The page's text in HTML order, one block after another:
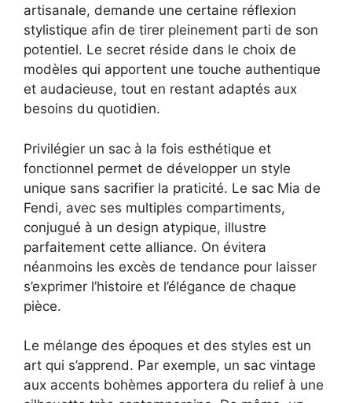
artisanale, demande une certaine réflexion
stylistique afin de tirer pleinement parti de son
potentiel. Le secret réside dans le choix de
modèles qui apportent une touche authentique
et audacieuse, tout en restant adaptés aux
besoins du quotidien.
Privilégier un sac à la fois esthétique et
fonctionnel permet de développer un style
unique sans sacrifier la praticité. Le sac Mia de
Fendi, avec ses multiples compartiments,
conjugué à un design atypique, illustre
parfaitement cette alliance. On évitera
néanmoins les excès de tendance pour laisser
s’exprimer l’histoire et l’élégance de chaque
pièce.
Le mélange des époques et des styles est un
art qui s’apprend. Par exemple, un sac vintage
aux accents bohèmes apportera du relief à une